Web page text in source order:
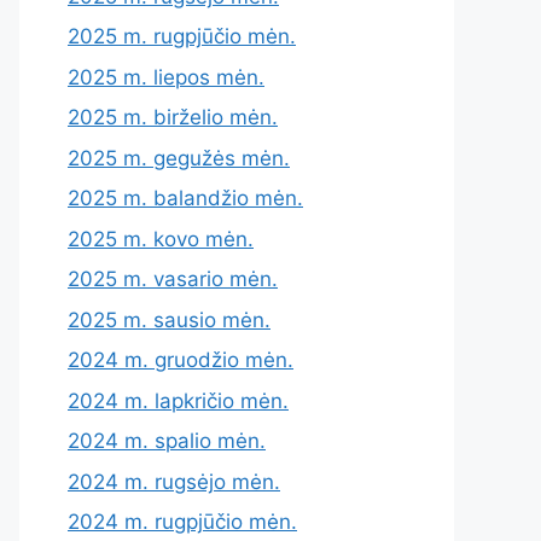
2025 m. rugpjūčio mėn.
2025 m. liepos mėn.
2025 m. birželio mėn.
2025 m. gegužės mėn.
2025 m. balandžio mėn.
2025 m. kovo mėn.
2025 m. vasario mėn.
2025 m. sausio mėn.
2024 m. gruodžio mėn.
2024 m. lapkričio mėn.
2024 m. spalio mėn.
2024 m. rugsėjo mėn.
2024 m. rugpjūčio mėn.